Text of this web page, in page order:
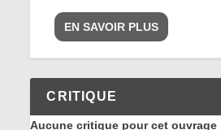
EN SAVOIR PLUS
CRITIQUE
Aucune critique pour cet ouvrage